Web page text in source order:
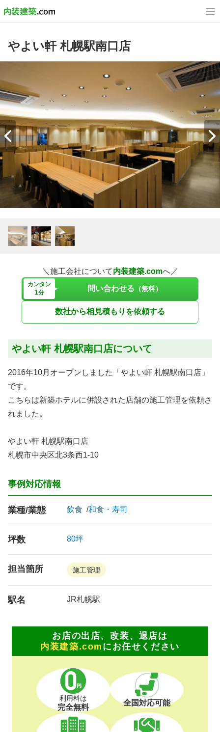
やよい軒 札幌駅南口店
＼施工会社について内装建築.comへ／
カンタン
1分 問い合わせる （無料）
数社から相見積もりを依頼する
やよい軒 札幌駅南口店について
2016年10月オープンしました「やよい軒 札幌駅南口店」
です。
こちらは新築ホテルに併設された店舗の施工管理を依頼さ
れました。
やよい軒 札幌駅南口店
札幌市中央区北3条西1-10
事例対応情報
業種/業態 飲食 和食・寿司
坪数 80坪
担当箇所 施工管理
駅名 JR札幌駅
お店の出店、改装、退店は
内装建築.com にお任せください
利用料は
完全無料 全国対応可能